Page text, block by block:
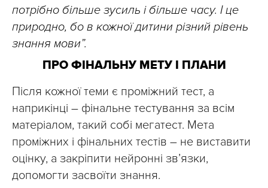
потрібно більше зусиль і більше часу. І це
природно, бо в кожної дитини різний рівень
знання мови”.
ПРО ФІНАЛЬНУ МЕТУ І ПЛАНИ
Після кожної теми є проміжний тест, а
наприкінці – фінальне тестування за всім
матеріалом, такий собі мегатест. Мета
проміжних і фінальних тестів – не виставити
оцінку, а закріпити нейронні зв’язки,
допомогти засвоїти знання.